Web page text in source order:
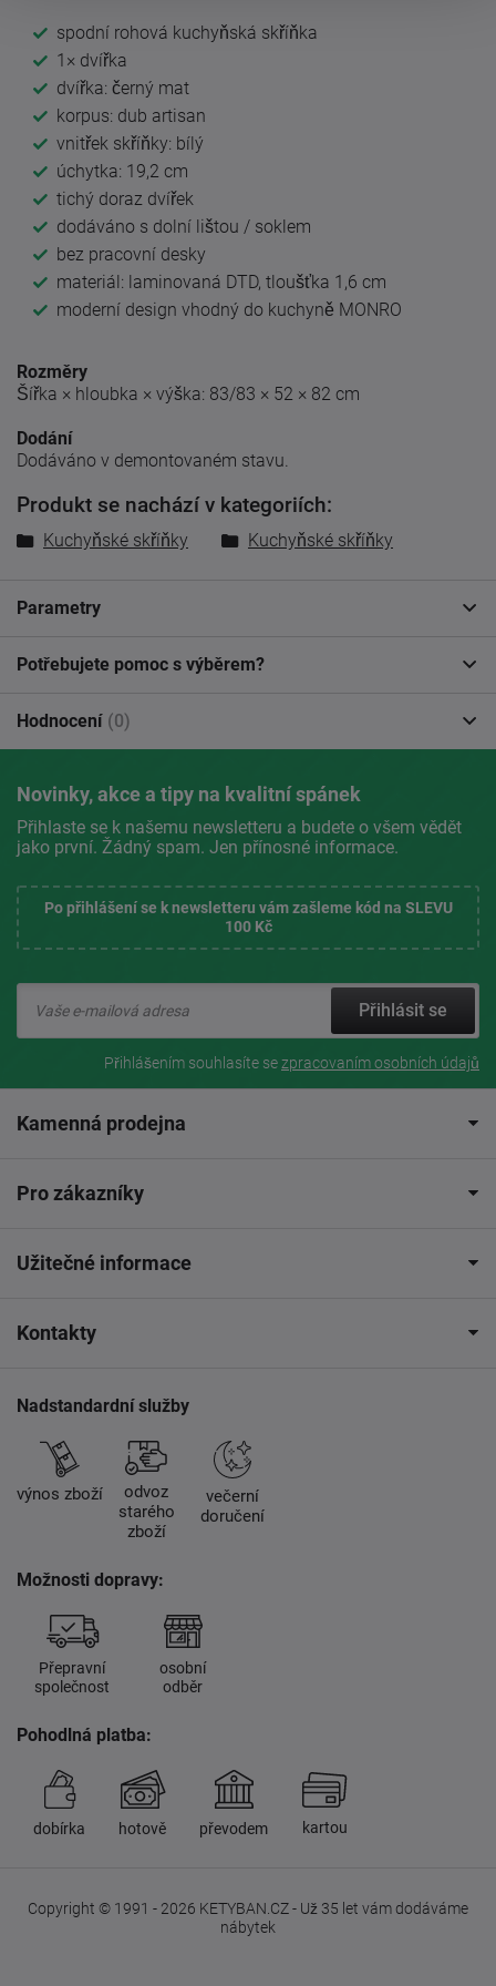
spodní rohová kuchyňská skříňka
1× dvířka
dvířka: černý mat
korpus: dub artisan
vnitřek skříňky: bílý
úchytka: 19,2 cm
tichý doraz dvířek
dodáváno s dolní lištou / soklem
bez pracovní desky
materiál: laminovaná DTD, tloušťka 1,6 cm
moderní design vhodný do kuchyně MONRO
Rozměry
Šířka × hloubka × výška: 83/83 × 52 × 82 cm
Dodání
Dodáváno v demontovaném stavu.
Produkt se nachází v kategoriích:
Kuchyňské skříňky Kuchyňské skříňky
Parametry
Potřebujete pomoc s výběrem?
Hodnocení (0)
Novinky, akce a tipy na kvalitní spánek
Přihlaste se k našemu newsletteru a budete o všem vědět
jako první. Žádný spam. Jen přínosné informace.
Po přihlášení se k newsletteru vám zašleme kód na SLEVU
100 Kč
Přihlásit se
Přihlášením souhlasíte sezpracovaním osobních údajů
Kamenná prodejna
Pro zákazníky
Užitečné informace
Kontakty
Nadstandardní služby
výnos zboží
odvoz
starého
zboží
večerní
doručení
Možnosti dopravy:
Přepravní
společnost
osobní
odběr
Pohodlná platba:
dobírka hotově převodem kartou
Copyright © 1991 - 2026 KETYBAN.CZ - Už 35 let vám dodáváme
nábytek